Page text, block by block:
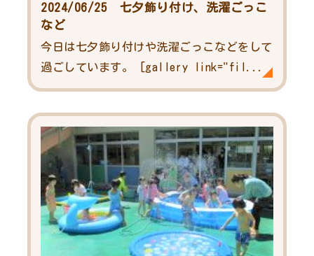
2024/06/25 七夕飾り付け、洗濯ごっこ
など
今日は七夕飾り付けや洗濯ごっこなどをして
過ごしています。 [gallery link="fil...